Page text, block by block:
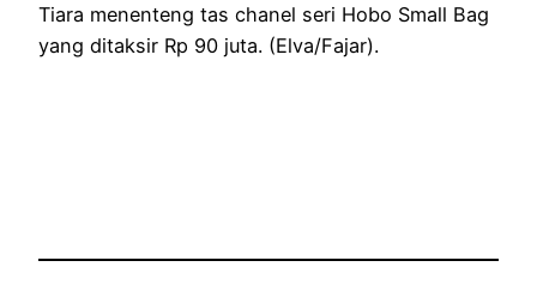
Tiara menenteng tas chanel seri Hobo Small Bag
yang ditaksir Rp 90 juta. (Elva/Fajar).